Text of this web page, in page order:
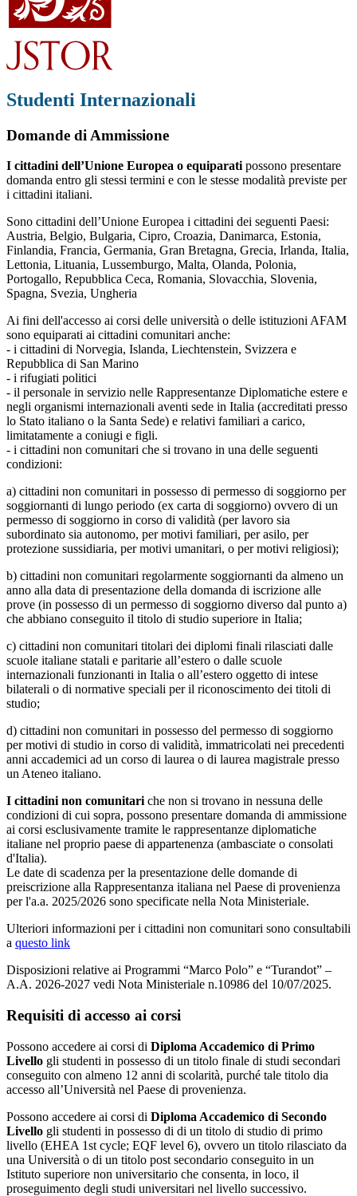
Studenti Internazionali
Domande di Ammissione
I cittadini dell’Unione Europea o equiparati possono presentare
domanda entro gli stessi termini e con le stesse modalità previste per
i cittadini italiani.
Sono cittadini dell’Unione Europea i cittadini dei seguenti Paesi:
Austria, Belgio, Bulgaria, Cipro, Croazia, Danimarca, Estonia,
Finlandia, Francia, Germania, Gran Bretagna, Grecia, Irlanda, Italia,
Lettonia, Lituania, Lussemburgo, Malta, Olanda, Polonia,
Portogallo, Repubblica Ceca, Romania, Slovacchia, Slovenia,
Spagna, Svezia, Ungheria
Ai fini dell'accesso ai corsi delle università o delle istituzioni AFAM
sono equiparati ai cittadini comunitari anche:
- i cittadini di Norvegia, Islanda, Liechtenstein, Svizzera e
Repubblica di San Marino
- i rifugiati politici
- il personale in servizio nelle Rappresentanze Diplomatiche estere e
negli organismi internazionali aventi sede in Italia (accreditati presso
lo Stato italiano o la Santa Sede) e relativi familiari a carico,
limitatamente a coniugi e figli.
- i cittadini non comunitari che si trovano in una delle seguenti
condizioni:
a) cittadini non comunitari in possesso di permesso di soggiorno per
soggiornanti di lungo periodo (ex carta di soggiorno) ovvero di un
permesso di soggiorno in corso di validità (per lavoro sia
subordinato sia autonomo, per motivi familiari, per asilo, per
protezione sussidiaria, per motivi umanitari, o per motivi religiosi);
b) cittadini non comunitari regolarmente soggiornanti da almeno un
anno alla data di presentazione della domanda di iscrizione alle
prove (in possesso di un permesso di soggiorno diverso dal punto a)
che abbiano conseguito il titolo di studio superiore in Italia;
c) cittadini non comunitari titolari dei diplomi finali rilasciati dalle
scuole italiane statali e paritarie all’estero o dalle scuole
internazionali funzionanti in Italia o all’estero oggetto di intese
bilaterali o di normative speciali per il riconoscimento dei titoli di
studio;
d) cittadini non comunitari in possesso del permesso di soggiorno
per motivi di studio in corso di validità, immatricolati nei precedenti
anni accademici ad un corso di laurea o di laurea magistrale presso
un Ateneo italiano.
I cittadini non comunitari che non si trovano in nessuna delle
condizioni di cui sopra, possono presentare domanda di ammissione
ai corsi esclusivamente tramite le rappresentanze diplomatiche
italiane nel proprio paese di appartenenza (ambasciate o consolati
d'Italia).
Le date di scadenza per la presentazione delle domande di
preiscrizione alla Rappresentanza italiana nel Paese di provenienza
per l'a.a. 2025/2026 sono specificate nella Nota Ministeriale.
Ulteriori informazioni per i cittadini non comunitari sono consultabili
a questo link
Disposizioni relative ai Programmi “Marco Polo” e “Turandot” –
A.A. 2026-2027 vedi Nota Ministeriale n.10986 del 10/07/2025.
Requisiti di accesso ai corsi
Possono accedere ai corsi di Diploma Accademico di Primo
Livello gli studenti in possesso di un titolo finale di studi secondari
conseguito con almeno 12 anni di scolarità, purché tale titolo dia
accesso all’Università nel Paese di provenienza.
Possono accedere ai corsi di Diploma Accademico di Secondo
Livello gli studenti in possesso di di un titolo di studio di primo
livello (EHEA 1st cycle; EQF level 6), ovvero un titolo rilasciato da
una Università o di un titolo post secondario conseguito in un
Istituto superiore non universitario che consenta, in loco, il
proseguimento degli studi universitari nel livello successivo.